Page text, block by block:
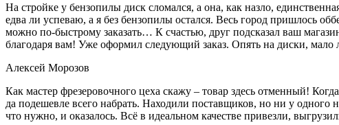
На стройке у бензопилы диск сломался, а она, как назло,
едва ли успеваю, а я без бензопилы остался. Весь город пришлось
можно по-быстрому заказать… К счастью, друг подсказал ваш
благодаря вам! Уже оформил следующий заказ. Опять на диски, мало
Алексей Морозов
Как мастер фрезеровочного цеха скажу – товар здесь отменный!
да подешевле всего набрать. Находили поставщиков, но ни у
что нужно, и оказалось. Всё в идеальном качестве привезли,